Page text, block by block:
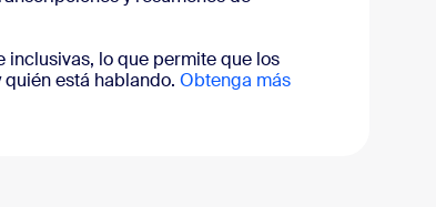
inclusivas, lo que permite que los
está hablando. Obtenga más